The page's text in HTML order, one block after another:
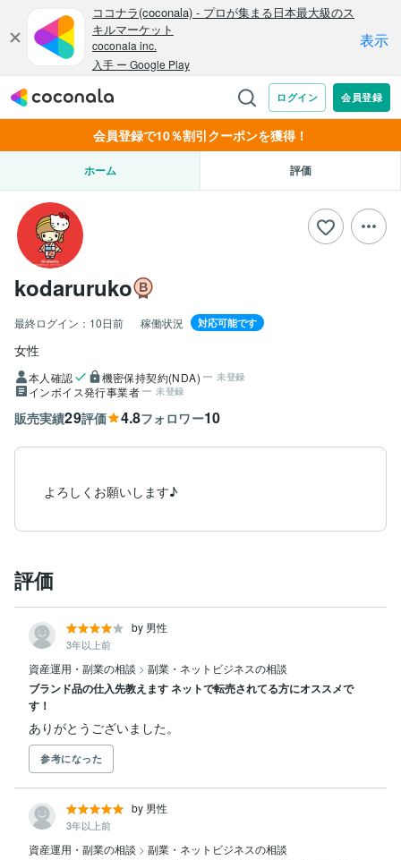
会員登録で10％割引クーポンを獲得！
ホーム 評価
kodaruruko
最終ログイン： 10日前 稼働状況 対応可能です
女性
本人確認 機密保持契約(NDA) 未登録
インボイス発行事業者 未登録
販売実績29評価 4.8フォロワー10
よろしくお願いします♪
評価
by 男性
3年以上前
資産運用・副業の相談 > 副業・ネットビジネスの相談
ブランド品の仕入先教えます ネットで転売されてる方にオススメで
す！
ありがとうございました。
参考になった
by 男性
3年以上前
資産運用・副業の相談 > 副業・ネットビジネスの相談